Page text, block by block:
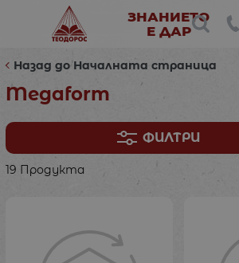
ЗНАНИЕТО
Е ДАР
Назад до Началната страница
Megaform
ФИЛТРИ
19 Продукта